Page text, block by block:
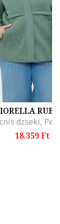
dzseki,
18.359 Ft